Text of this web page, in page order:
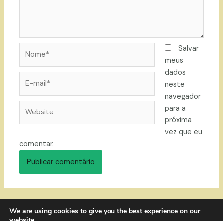
mail*
Salvar
meus
dados
neste
navegador
para a
próxima
vez que eu
comentar.
We are using cookies to give you the best experience on our